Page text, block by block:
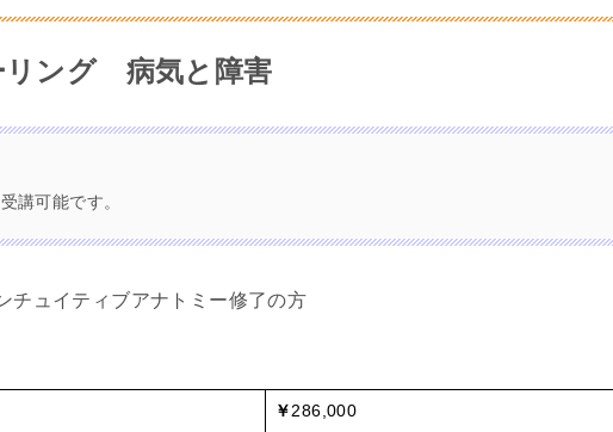
リング 病気と障害
講可能です。
チュイティブアナトミー修了の方
￥286,000